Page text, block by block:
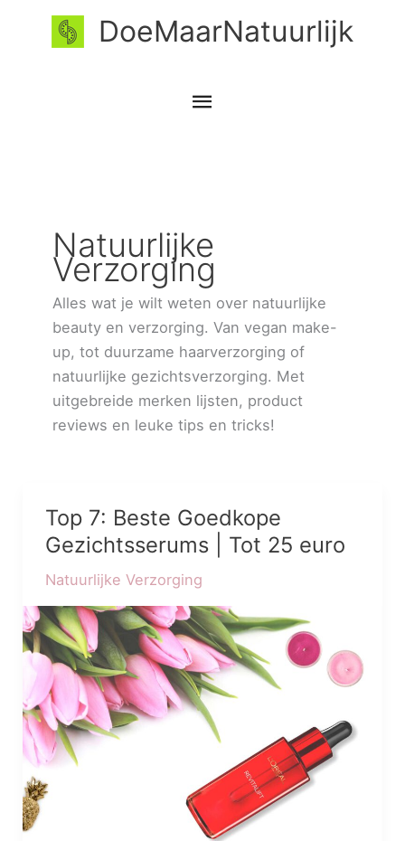
DoeMaarNatuurlijk
Hoofdmenu
Natuurlijke
Verzorging
Alles wat je wilt weten over natuurlijke
beauty en verzorging. Van vegan make-
up, tot duurzame haarverzorging of
natuurlijke gezichtsverzorging. Met
uitgebreide merken lijsten, product
reviews en leuke tips en tricks!
Top 7: Beste Goedkope
Gezichtsserums | Tot 25 euro
Natuurlijke Verzorging
Top
7:
Goedkope
Gezichtsserums
|
Tot
25
euro